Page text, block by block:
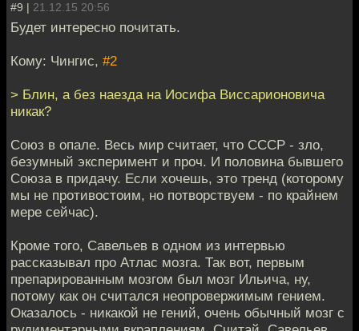
#9 | 21.12.15 20:56
Будет интересно почитать.
Кому: Чингиc, #2
> Блин, а без наезда на Иосифа Виссарионовича
никак?
Союз в опале. Весь мир считает, что СССР - зло,
безумный эксперимент и проч. И половина бывшего
Союза в придачу. Если хочешь, это тренд (которому
мы не противостоим, но потворствуем - по крайнем
мере сейчас).
Кроме того, Савельев в одном из интервью
рассказывал про Атлас мозга. Так вот, первым
препарированным мозгом был мозг Ильича, ну,
потому как он считался неопровержимым гением.
Оказалось - никакой не гений, очень обычный мозг с